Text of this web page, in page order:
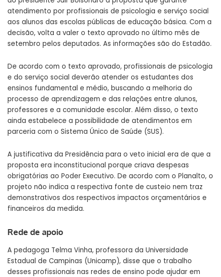
atendimento por profissionais de psicologia e serviço social
aos alunos das escolas públicas de educação básica. Com a
decisão, volta a valer o texto aprovado no último mês de
setembro pelos deputados. As informações são do Estadão.
De acordo com o texto aprovado, profissionais de psicologia
e do serviço social deverão atender os estudantes dos
ensinos fundamental e médio, buscando a melhoria do
processo de aprendizagem e das relações entre alunos,
professores e a comunidade escolar. Além disso, o texto
ainda estabelece a possibilidade de atendimentos em
parceria com o Sistema Único de Saúde (SUS).
A justificativa da Presidência para o veto inicial era de que a
proposta era inconstitucional porque criava despesas
obrigatórias ao Poder Executivo. De acordo com o Planalto, o
projeto não indica a respectiva fonte de custeio nem traz
demonstrativos dos respectivos impactos orçamentários e
financeiros da medida.
Rede de apoio
A pedagoga Telma Vinha, professora da Universidade
Estadual de Campinas (Unicamp), disse que o trabalho
desses profissionais nas redes de ensino pode ajudar em